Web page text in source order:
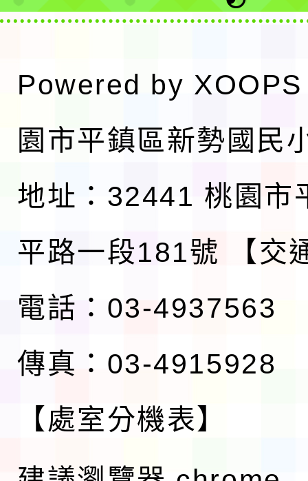
Powered by XOOPS
園市平鎮區新勢國民
地址：32441 桃園市
平路一段181號
【交
電話：03-4937563
傳真：03-4915928
【處室分機表】